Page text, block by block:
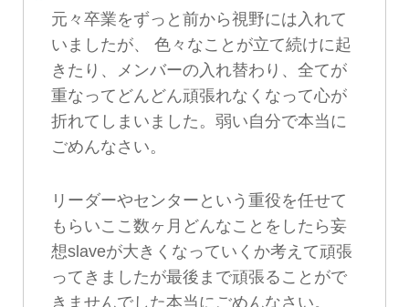
元々卒業をずっと前から視野には入れて
いましたが、 色々なことが立て続けに起
きたり、メンバーの入れ替わり、全てが
重なってどんどん頑張れなくなって心が
折れてしまいました。弱い自分で本当に
ごめんなさい。
リーダーやセンターという重役を任せて
もらいここ数ヶ月どんなことをしたら妄
想slaveが大きくなっていくか考えて頑張
ってきましたが最後まで頑張ることがで
きませんでした本当にごめんなさい。